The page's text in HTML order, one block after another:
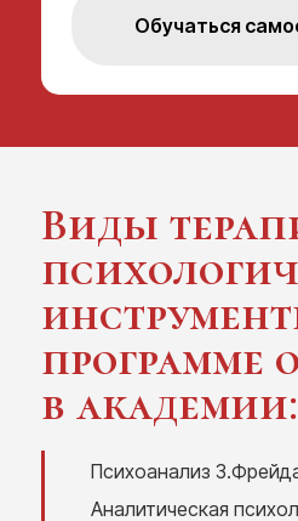
Обучаться
Виды
программе
в академии:
Психоанализ
Аналитическая